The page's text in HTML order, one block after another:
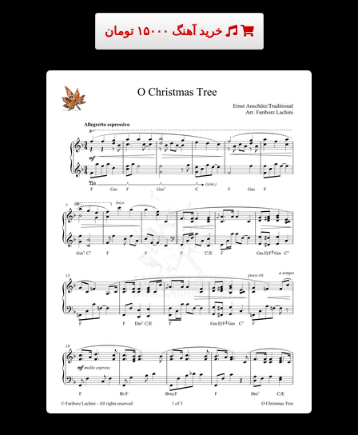
خرید آهنگ ۱۵۰۰۰ تومان